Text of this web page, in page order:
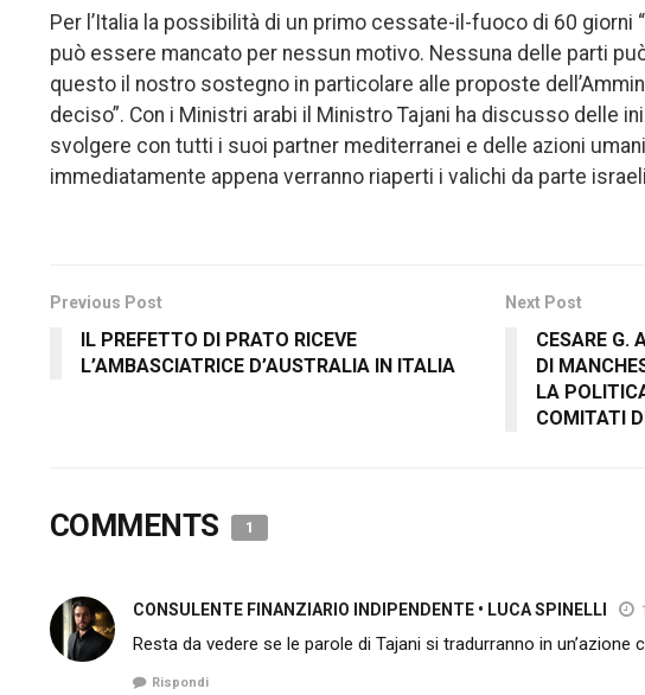
Per l’Italia la possibilità di un primo cessate-il-fuoco di 60 giorni
può essere mancato per nessun motivo. Nessuna delle parti
questo il nostro sostegno in particolare alle proposte
deciso”. Con i Ministri arabi il Ministro Tajani ha discusso delle
svolgere con tutti i suoi partner mediterranei e delle azioni
immediatamente appena verranno riaperti i valichi da parte
Previous Post
IL PREFETTO DI PRATO RICEVE
L’AMBASCIATRICE D’AUSTRALIA IN ITALIA
Next Post
CESARE G.
DI
LA
COMITATI
COMMENTS 1
CONSULENTE FINANZIARIO INDIPENDENTE • LUCA SPINELLI
Resta da vedere se le parole di Tajani si tradurranno in un’azione
Rispondi